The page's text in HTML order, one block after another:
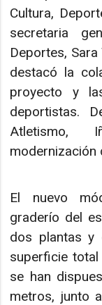
Cultura,
secretaria
Deportes,
destacó la
proyecto y
deportistas.
Atletismo,
modernización
El nuevo
graderío del
dos plantas y
superficie
se han
metros, junto